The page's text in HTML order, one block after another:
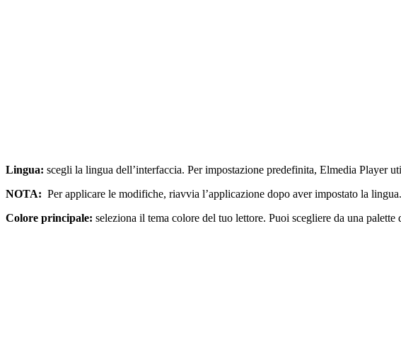
Lingua: scegli la lingua dell’interfaccia. Per impostazione predefinita, Elmedia Player
NOTA: Per applicare le modifiche, riavvia l’applicazione dopo aver impostato la lingua.
Colore principale: seleziona il tema colore del tuo lettore. Puoi scegliere da una